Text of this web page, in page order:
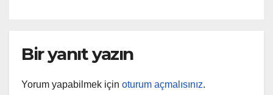
Bir yanıt yazın
Yorum yapabilmek için oturum açmalısınız.